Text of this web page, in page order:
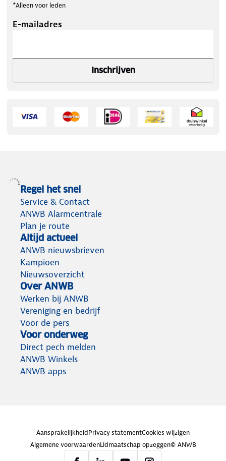
*Alleen voor leden
E-mailadres
Inschrijven
Regel het snel
Service & Contact
ANWB Alarmcentrale
Plan je route
Altijd actueel
ANWB nieuwsbrieven
Kampioen
Nieuwsoverzicht
Over ANWB
Werken bij ANWB
Vereniging en bedrijf
Voor de pers
Voor onderweg
Direct pech melden
ANWB Winkels
ANWB apps
AansprakelijkheidPrivacy statementCookies wijzigen
Algemene voorwaardenLidmaatschap opzeggen© ANWB